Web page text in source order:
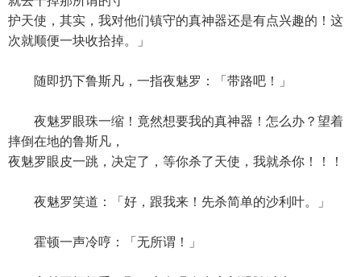
护天使，其实，我对他们镇守的真神器还是有点兴趣的！这
次就顺便一块收拾掉。」
随即扔下鲁斯凡，一指夜魅罗：「带路吧！」
夜魅罗眼珠一缩！竟然想要我的真神器！怎么办？望着
摔倒在地的鲁斯凡，
夜魅罗眼皮一跳，决定了，等你杀了天使，我就杀你！！！
夜魅罗笑道：「好，跟我来！先杀简单的沙利叶。」
霍顿一声冷哼：「无所谓！」